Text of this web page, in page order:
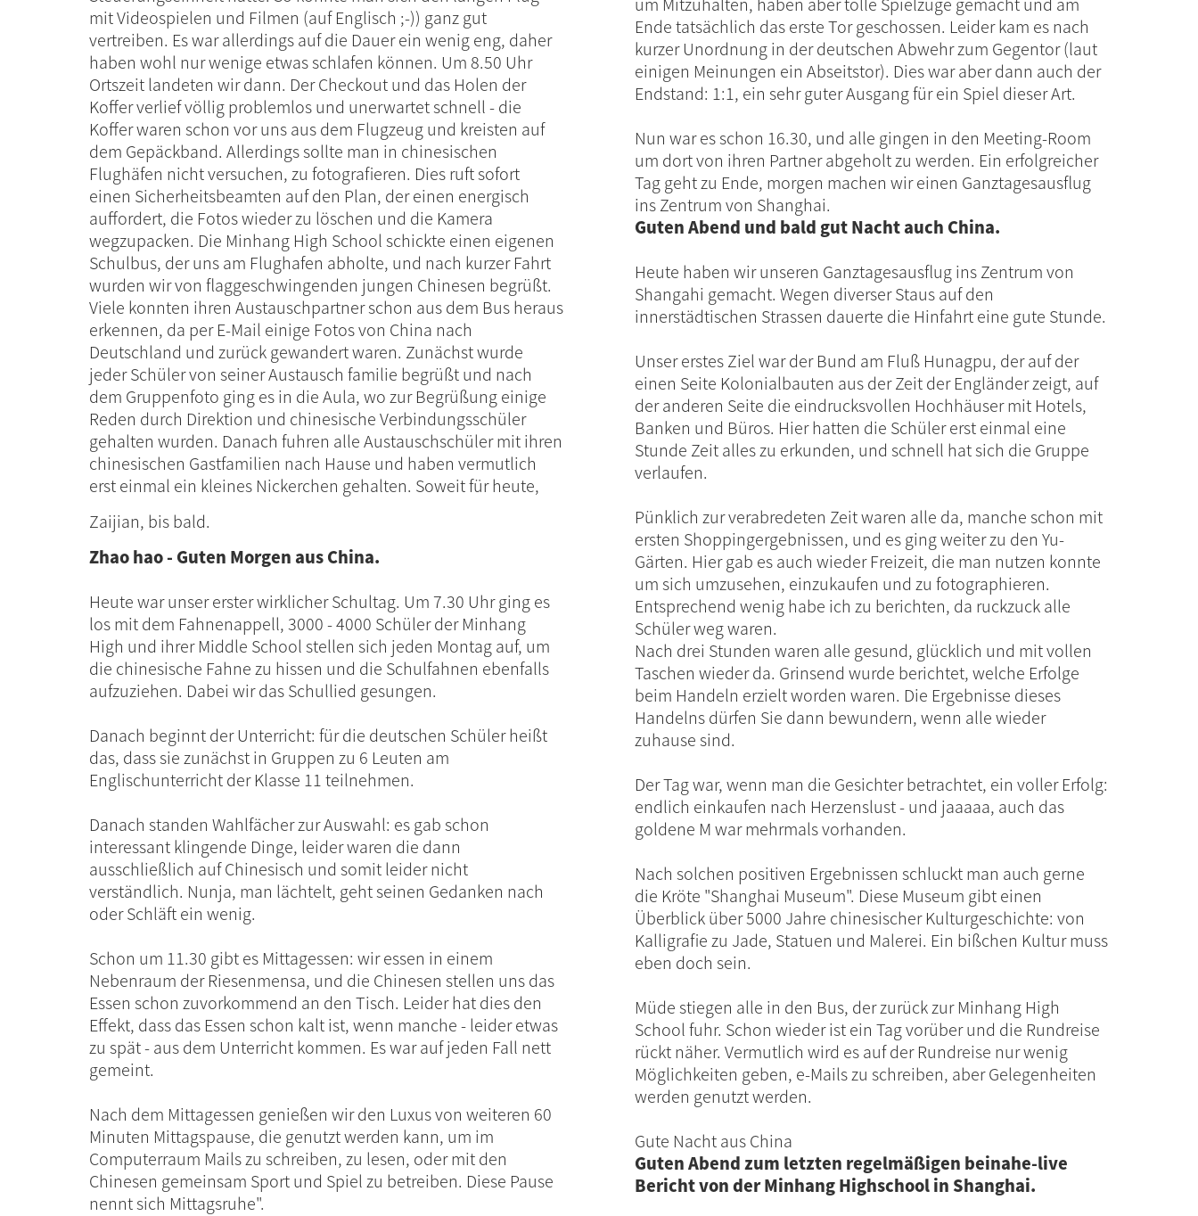
mit Videospielen und Filmen (auf Englisch ;-)) ganz gut
vertreiben. Es war allerdings auf die Dauer ein wenig eng, daher
haben wohl nur wenige etwas schlafen können. Um 8.50 Uhr
Ortszeit landeten wir dann. Der Checkout und das Holen der
Koffer verlief völlig problemlos und unerwartet schnell - die
Koffer waren schon vor uns aus dem Flugzeug und kreisten auf
dem Gepäckband. Allerdings sollte man in chinesischen
Flughäfen nicht versuchen, zu fotografieren. Dies ruft sofort
einen Sicherheitsbeamten auf den Plan, der einen energisch
auffordert, die Fotos wieder zu löschen und die Kamera
wegzupacken. Die Minhang High School schickte einen eigenen
Schulbus, der uns am Flughafen abholte, und nach kurzer Fahrt
wurden wir von flaggeschwingenden jungen Chinesen begrüßt.
Viele konnten ihren Austauschpartner schon aus dem Bus heraus
erkennen, da per E-Mail einige Fotos von China nach
Deutschland und zurück gewandert waren. Zunächst wurde
jeder Schüler von seiner Austausch familie begrüßt und nach
dem Gruppenfoto ging es in die Aula, wo zur Begrüßung einige
Reden durch Direktion und chinesische Verbindungsschüler
gehalten wurden. Danach fuhren alle Austauschschüler mit ihren
chinesischen Gastfamilien nach Hause und haben vermutlich
erst einmal ein kleines Nickerchen gehalten. Soweit für heute,
Zaijian, bis bald.
Zhao hao - Guten Morgen aus China.
Heute war unser erster wirklicher Schultag. Um 7.30 Uhr ging es
los mit dem Fahnenappell, 3000 - 4000 Schüler der Minhang
High und ihrer Middle School stellen sich jeden Montag auf, um
die chinesische Fahne zu hissen und die Schulfahnen ebenfalls
aufzuziehen. Dabei wir das Schullied gesungen.
Danach beginnt der Unterricht: für die deutschen Schüler heißt
das, dass sie zunächst in Gruppen zu 6 Leuten am
Englischunterricht der Klasse 11 teilnehmen.
Danach standen Wahlfächer zur Auswahl: es gab schon
interessant klingende Dinge, leider waren die dann
ausschließlich auf Chinesisch und somit leider nicht
verständlich. Nunja, man lächtelt, geht seinen Gedanken nach
oder Schläft ein wenig.
Schon um 11.30 gibt es Mittagessen: wir essen in einem
Nebenraum der Riesenmensa, und die Chinesen stellen uns das
Essen schon zuvorkommend an den Tisch. Leider hat dies den
Effekt, dass das Essen schon kalt ist, wenn manche - leider etwas
zu spät - aus dem Unterricht kommen. Es war auf jeden Fall nett
gemeint.
Nach dem Mittagessen genießen wir den Luxus von weiteren 60
Minuten Mittagspause, die genutzt werden kann, um im
Computerraum Mails zu schreiben, zu lesen, oder mit den
Chinesen gemeinsam Sport und Spiel zu betreiben. Diese Pause
nennt sich Mittagsruhe".
Ende tatsächlich das erste Tor geschossen. Leider kam es nach
kurzer Unordnung in der deutschen Abwehr zum Gegentor (laut
einigen Meinungen ein Abseitstor). Dies war aber dann auch der
Endstand: 1:1, ein sehr guter Ausgang für ein Spiel dieser Art.
Nun war es schon 16.30, und alle gingen in den Meeting-Room
um dort von ihren Partner abgeholt zu werden. Ein erfolgreicher
Tag geht zu Ende, morgen machen wir einen Ganztagesausflug
ins Zentrum von Shanghai.
Guten Abend und bald gut Nacht auch China.
Heute haben wir unseren Ganztagesausflug ins Zentrum von
Shangahi gemacht. Wegen diverser Staus auf den
innerstädtischen Strassen dauerte die Hinfahrt eine gute Stunde.
Unser erstes Ziel war der Bund am Fluß Hunagpu, der auf der
einen Seite Kolonialbauten aus der Zeit der Engländer zeigt, auf
der anderen Seite die eindrucksvollen Hochhäuser mit Hotels,
Banken und Büros. Hier hatten die Schüler erst einmal eine
Stunde Zeit alles zu erkunden, und schnell hat sich die Gruppe
verlaufen.
Pünklich zur verabredeten Zeit waren alle da, manche schon mit
ersten Shoppingergebnissen, und es ging weiter zu den Yu-
Gärten. Hier gab es auch wieder Freizeit, die man nutzen konnte
um sich umzusehen, einzukaufen und zu fotographieren.
Entsprechend wenig habe ich zu berichten, da ruckzuck alle
Schüler weg waren.
Nach drei Stunden waren alle gesund, glücklich und mit vollen
Taschen wieder da. Grinsend wurde berichtet, welche Erfolge
beim Handeln erzielt worden waren. Die Ergebnisse dieses
Handelns dürfen Sie dann bewundern, wenn alle wieder
zuhause sind.
Der Tag war, wenn man die Gesichter betrachtet, ein voller Erfolg:
endlich einkaufen nach Herzenslust - und jaaaaa, auch das
goldene M war mehrmals vorhanden.
Nach solchen positiven Ergebnissen schluckt man auch gerne
die Kröte "Shanghai Museum". Diese Museum gibt einen
Überblick über 5000 Jahre chinesischer Kulturgeschichte: von
Kalligrafie zu Jade, Statuen und Malerei. Ein bißchen Kultur muss
eben doch sein.
Müde stiegen alle in den Bus, der zurück zur Minhang High
School fuhr. Schon wieder ist ein Tag vorüber und die Rundreise
rückt näher. Vermutlich wird es auf der Rundreise nur wenig
Möglichkeiten geben, e-Mails zu schreiben, aber Gelegenheiten
werden genutzt werden.
Gute Nacht aus China
Guten Abend zum letzten regelmäßigen beinahe-live
Bericht von der Minhang Highschool in Shanghai.